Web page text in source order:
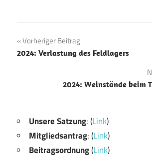
Beitragsnavigation
Vorheriger Beitrag
2024: Verlastung des Feldlagers
2024: Weinstände beim
Unsere Satzung: (Link)
Mitgliedsantrag: (Link)
Beitragsordnung(Link)